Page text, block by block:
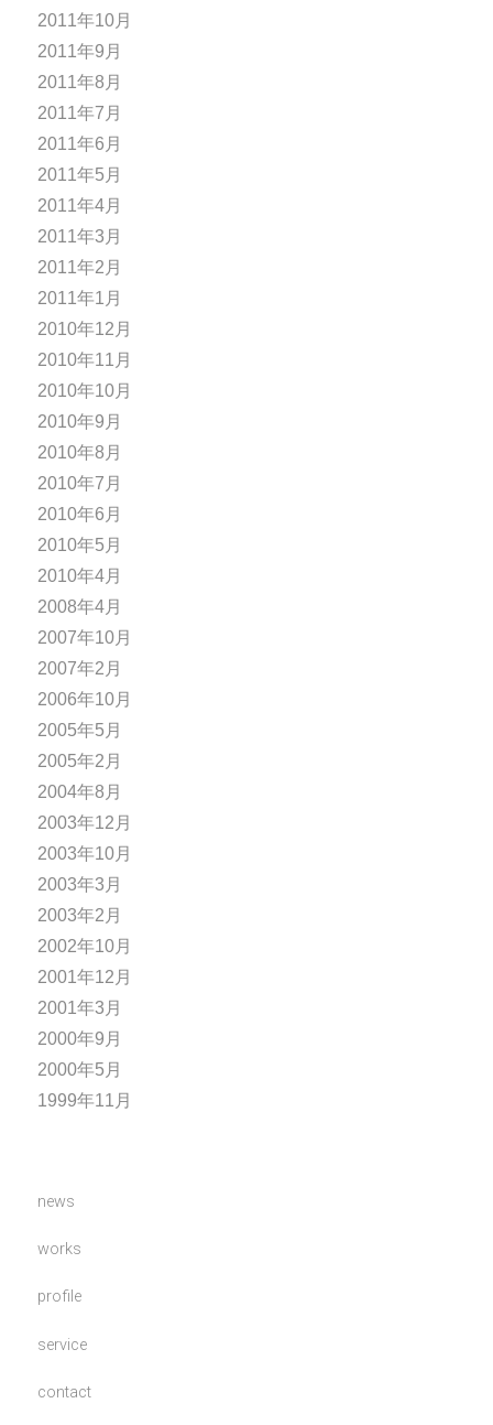
2011年10月
2011年9月
2011年8月
2011年7月
2011年6月
2011年5月
2011年4月
2011年3月
2011年2月
2011年1月
2010年12月
2010年11月
2010年10月
2010年9月
2010年8月
2010年7月
2010年6月
2010年5月
2010年4月
2008年4月
2007年10月
2007年2月
2006年10月
2005年5月
2005年2月
2004年8月
2003年12月
2003年10月
2003年3月
2003年2月
2002年10月
2001年12月
2001年3月
2000年9月
2000年5月
1999年11月
news
works
profile
service
contact